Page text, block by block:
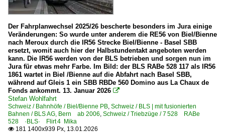
Der Fahrplanwechsel 2025/26 bescherte besonders im Jura einige
Veränderungen: So wurde unter anderem die RE56 von Biel/Bienne
nach Meroux durch die IR56 Strecke Biel/Bienne - Basel SBB
ersetzt, womit auch hier der Halbstundentakt angeboten werden
kann. Die IR56 werden von der BLS betrieben und sorgen nun im
Jura für etwas mehr Farbe. Im Bild: der BLS RABe 528 117 als IR56
1861 wartet in Biel /Bienne auf die Abfahrt nach Basel SBB,
während auf Gleis 1 ein SBB RBDe 560 Domino aus La Chaux de
Fonds ankommt. 13. Januar 2026 
Stefan Wohlfahrt
Schweiz / Bahnhöfe / Biel/Bienne PB, Schweiz / BLS | mit fusionierten
Bahnen / BLS AG, Bern ab 2006, Schweiz / Triebzüge / 7 528 RABe
528 ·BLS· Flirt 4 Mika
 181 1400x939 Px, 13.01.2026